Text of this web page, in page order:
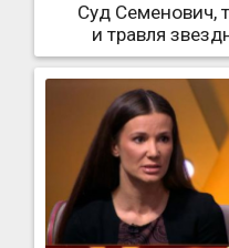
Суд Семенович,
и травля